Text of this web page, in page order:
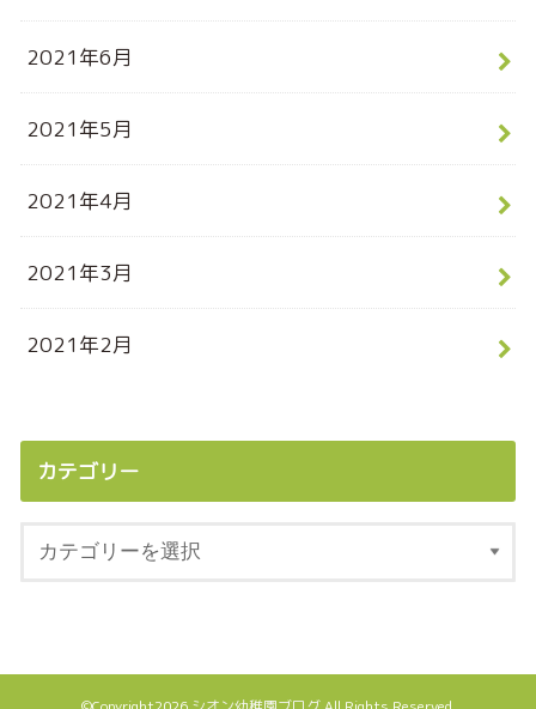
2021年6月
2021年5月
2021年4月
2021年3月
2021年2月
カテゴリー